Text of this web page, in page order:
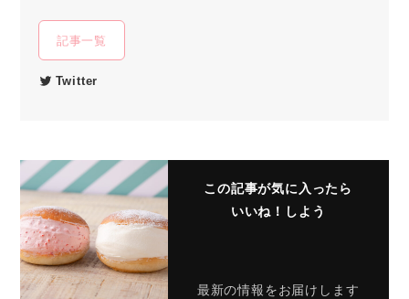
記事一覧
Twitter
この記事が気に入ったら
いいね！しよう
最新の情報をお届けします